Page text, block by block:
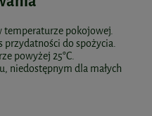
temperaturze pokojowej.
przydatności do spożycia.
powyżej 25°C.
niedostępnym dla małych